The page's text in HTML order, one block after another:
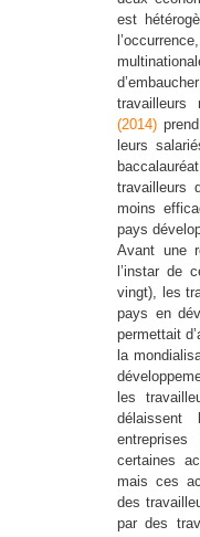
est
travailleurs
(2014)
leurs
travailleurs
moins
pays
Avant une
l’instar de
vingt), les
pays en
permettait
la
les
délaissent
certaines
mais ces
des
par des